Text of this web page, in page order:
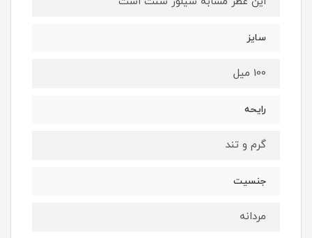
سایز
100 میل
رایحه
گرم و تند
جنسیت
مردانه